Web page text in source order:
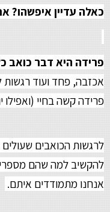
כאלה עדיין איפשהו?
פרידה היא דבר כואב
אכזבה, פחד ועוד רגשות
פרידה קשה בחיי
לרגשות הכואבים
להקשיב למה שהם
אנחנו מתמודדים איתם.